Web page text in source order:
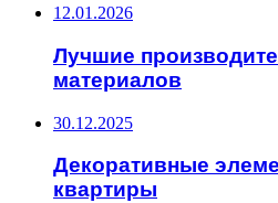
12.01.2026
Лучшие
материалов
30.12.2025
Декоративные
квартиры